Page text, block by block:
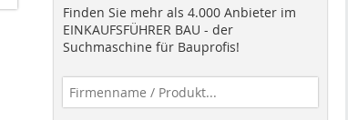
Finden Sie mehr als 4.000 Anbieter im
EINKAUFSFÜHRER BAU - der
Suchmaschine für Bauprofis!